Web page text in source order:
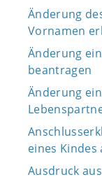
Änderung
Vornamen
Änderung
beantragen
Änderung
eines Kindes
Ausdruck